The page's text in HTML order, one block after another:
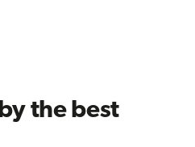
the best